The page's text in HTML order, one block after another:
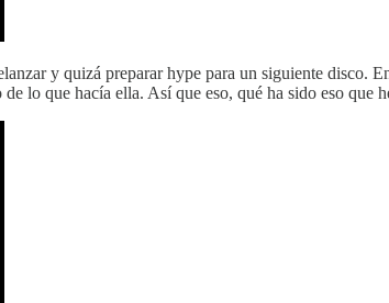
y quizá preparar hype para un siguiente disco.
lo que hacía ella. Así que eso, qué ha sido eso que